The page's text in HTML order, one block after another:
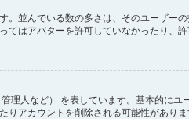
並んでいる数の多さは、そのユーザー
はアバターを許可していなかったり、
人など） を表しています。基本的にユ
アカウントを削除される可能性がありま